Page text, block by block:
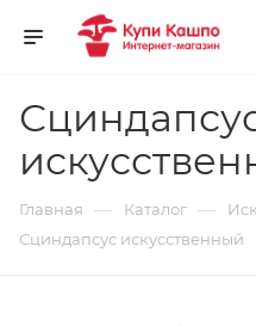
Главная — Каталог —
Сциндапсус искусственный